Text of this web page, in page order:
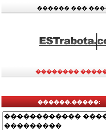
������ ���
��������
������.�����: